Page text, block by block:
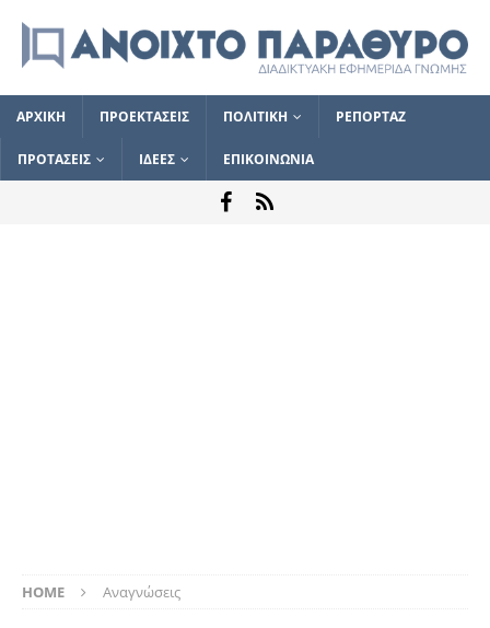
ΑΡΧΙΚΗ ΠΡΟΕΚΤΑΣΕΙΣ ΠΟΛΙΤΙΚΗ ΡΕΠΟΡΤΑΖ
ΠΡΟΤΑΣΕΙΣ ΙΔΕΕΣ ΕΠΙΚΟΙΝΩΝΙΑ
HOME Αναγνώσεις